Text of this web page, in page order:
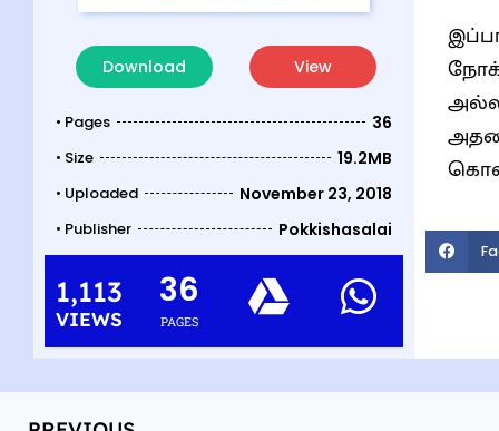
Download View
• Pages 36
• Size 19.2MB
• Uploaded November 23, 2018
• Publisher Pokkishasalai
1,113
VIEWS PAGES
36